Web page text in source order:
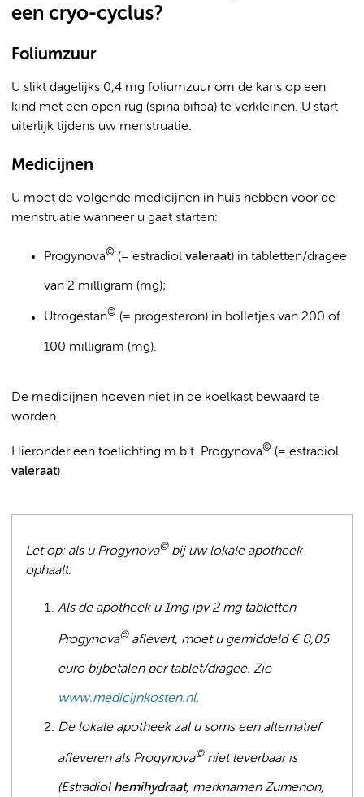
een cryo-cyclus?
Foliumzuur
U slikt dagelijks 0,4 mg foliumzuur om de kans op een
kind met een open rug (spina bifida) te verkleinen. U start
uiterlijk tijdens uw menstruatie.
Medicijnen
U moet de volgende medicijnen in huis hebben voor de
menstruatie wanneer u gaat starten:
Progynova© (= estradiol valeraat) in tabletten/dragee
van 2 milligram (mg);
Utrogestan© (= progesteron) in bolletjes van 200 of
100 milligram (mg).
De medicijnen hoeven niet in de koelkast bewaard te
worden.
Hieronder een toelichting m.b.t. Progynova© (= estradiol
valeraat)
Let op: als u Progynova© bij uw lokale apotheek
ophaalt:
Als de apotheek u 1mg ipv 2 mg tabletten
Progynova© aflevert, moet u gemiddeld € 0,05
euro bijbetalen per tablet/dragee. Zie
www.medicijnkosten.nl.
De lokale apotheek zal u soms een alternatief
afleveren als Progynova© niet leverbaar is
(Estradiol hemihydraat, merknamen Zumenon,